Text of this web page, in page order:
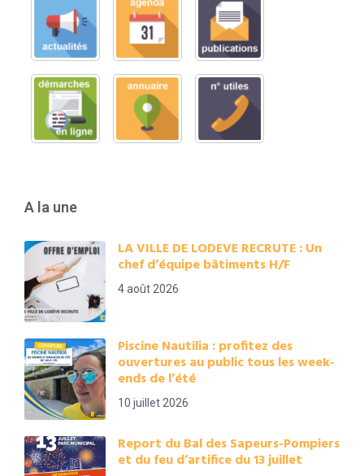
A la une
LA VILLE DE LODEVE RECRUTE : Un
chef d’équipe bâtiments H/F
4 août 2026
Piscine Nautilia : profitez des
ouvertures au public tous les week-
ends de l’été
10 juillet 2026
Report du Bal des Sapeurs-Pompiers
et du feu d’artifice du 13 juillet